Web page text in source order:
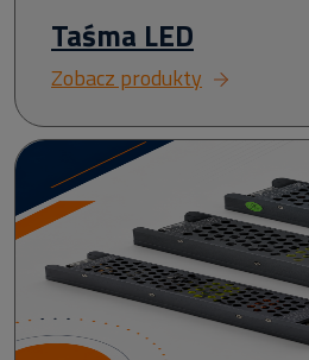
Taśma LED
Zobacz produkty